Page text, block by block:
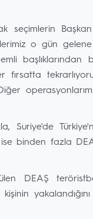
seçimlerin Başkan
o gün
başlıklarından
Suriye'de
binden fazla
DEAŞ